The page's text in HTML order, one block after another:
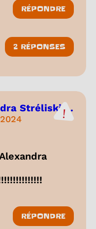
RÉPONDRE
2 RÉPONSES
Stréliski ...
RÉPONDRE